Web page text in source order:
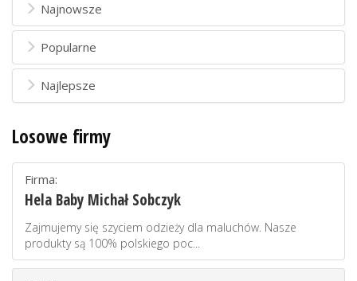
Najnowsze
Popularne
Najlepsze
Losowe firmy
Firma:
Hela Baby Michał Sobczyk
Zajmujemy się szyciem odzieży dla maluchów. Nasze
produkty są 100% polskiego poc...